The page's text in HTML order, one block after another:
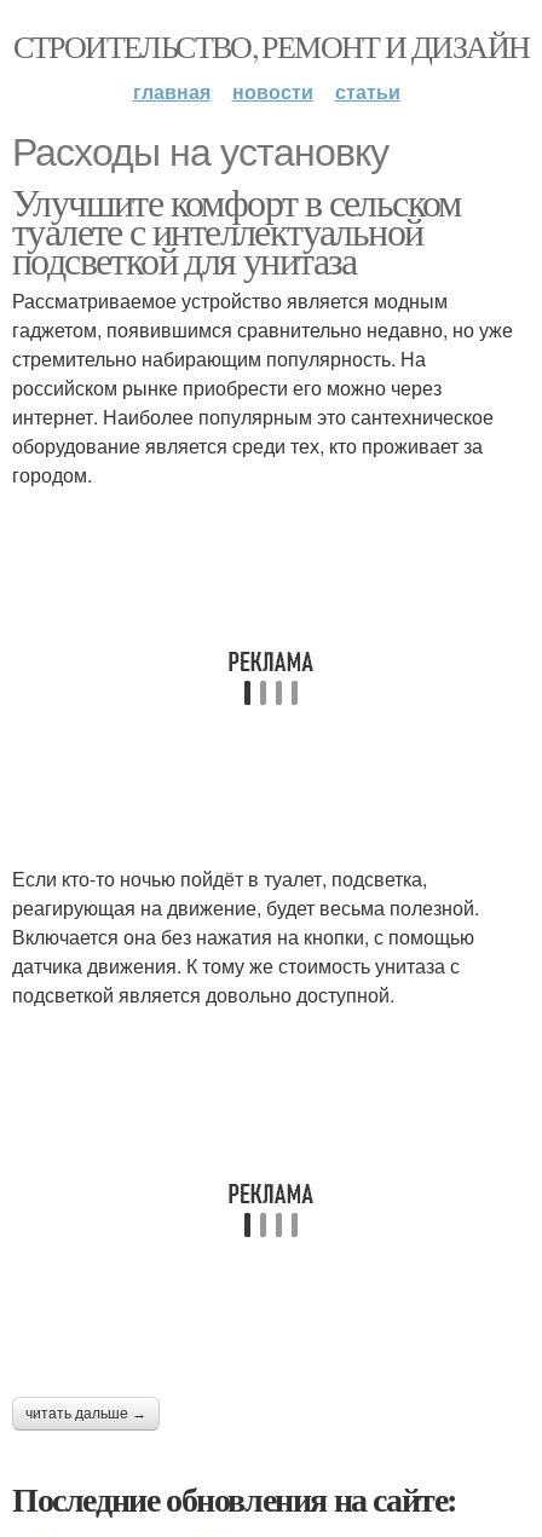
СТРОИТЕЛЬСТВО, РЕМОНТ И ДИЗАЙН
главная новости статьи
Расходы на установку
Улучшите комфорт в сельском
туалете с интеллектуальной
подсветкой для унитаза
Рассматриваемое устройство является модным
гаджетом, появившимся сравнительно недавно, но уже
стремительно набирающим популярность. На
российском рынке приобрести его можно через
интернет. Наиболее популярным это сантехническое
оборудование является среди тех, кто проживает за
городом.
Если кто-то ночью пойдёт в туалет, подсветка,
реагирующая на движение, будет весьма полезной.
Включается она без нажатия на кнопки, с помощью
датчика движения. К тому же стоимость унитаза с
подсветкой является довольно доступной.
читать дальше →
Последние обновления на сайте: